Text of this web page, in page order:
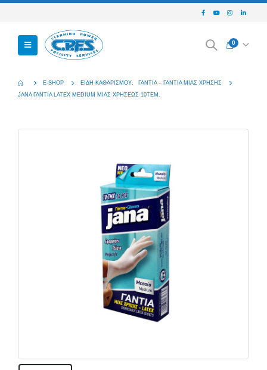
0
E-SHOP ΕΊΔΗ ΚΑΘΑΡΙΣΜΟΎ
ΓΆΝΤΙΑ – ΓΆΝΤΙΑ ΜΙΑΣ ΧΡΉΣΗΣ
JANA ΓΆΝΤΙΑ LATEX MEDIUM ΜΙΑΣ ΧΡΉΣΕΩΣ 10ΤΕΜ.